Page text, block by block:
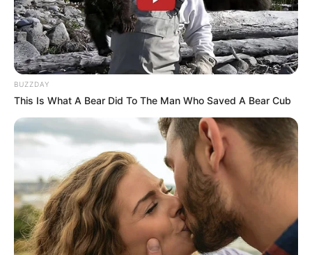
BUZZDAY
This Is What A Bear Did To The Man Who Saved A Bear Cub